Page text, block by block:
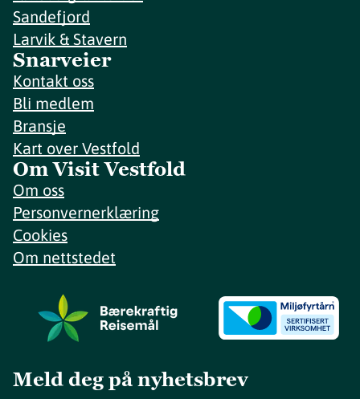
Sandefjord
Larvik & Stavern
Snarveier
Kontakt oss
Bli medlem
Bransje
Kart over Vestfold
Om Visit Vestfold
Om oss
Personvernerklæring
Cookies
Om nettstedet
Meld deg på nyhetsbrev